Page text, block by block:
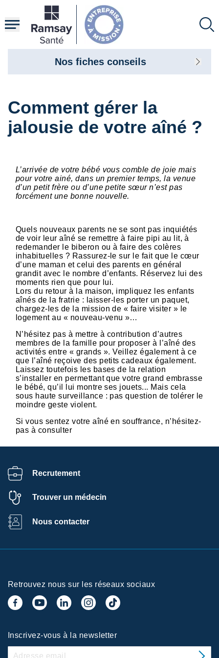
contenu
principal
Comment gérer la
jalousie de votre aîné ?
L’arrivée de votre bébé vous comble de joie mais
pour votre ainé, dans un premier temps, la venue
d’un petit frère ou d’une petite sœur n’est pas
forcément une bonne nouvelle.
Quels nouveaux parents ne se sont pas inquiétés
de voir leur aîné se remettre à faire pipi au lit, à
redemander le biberon ou à faire des colères
inhabituelles ? Rassurez-le sur le fait que le cœur
d’une maman et celui des parents en général
grandit avec le nombre d’enfants. Réservez lui des
moments rien que pour lui.
Lors du retour à la maison, impliquez les enfants
aînés de la fratrie : laisser-les porter un paquet,
chargez-les de la mission de « faire visiter » le
logement au « nouveau-venu »…
N’hésitez pas à mettre à contribution d’autres
membres de la famille pour proposer à l’aîné des
activités entre « grands ». Veillez également à ce
que l’aîné reçoive des petits cadeaux également.
Laissez toutefois les bases de la relation
s’installer en permettant que votre grand embrasse
le bébé, qu’il lui montre ses jouets... Mais cela
sous haute surveillance : pas question de tolérer le
moindre geste violent.
Si vous sentez votre aîné en souffrance, n’hésitez-
pas à consulter
Nos fiches conseils
Recrutement
Trouver un médecin
Nous contacter
Retrouvez nous sur les réseaux sociaux
Inscrivez-vous à la newsletter